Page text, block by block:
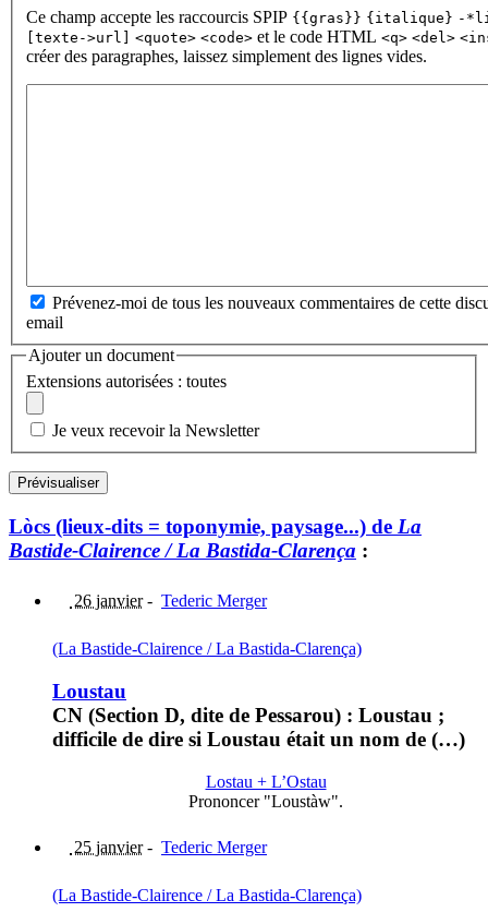
Ce champ accepte les raccourcis SPIP {{gras}} {italique} -
[texte->url]
<quote> <code> et le code HTML <q> <del>
créer des paragraphes, laissez simplement des lignes vides.
Prévenez-moi de tous les nouveaux commentaires de cette
email
Ajouter un document
Extensions autorisées : toutes
Je veux recevoir la Newsletter
Lòcs (lieux-dits = toponymie, paysage...) de La
Bastide-Clairence / La Bastida-Clarença :
26 janvier- Tederic Merger
(La Bastide-Clairence / La Bastida-Clarença)
Loustau
CN (Section D, dite de Pessarou) : Loustau ;
difficile de dire si Loustau était un nom de (…)
Lostau + L’Ostau
Prononcer "Loustàw".
25 janvier- Tederic Merger
(La Bastide-Clairence / La Bastida-Clarença)